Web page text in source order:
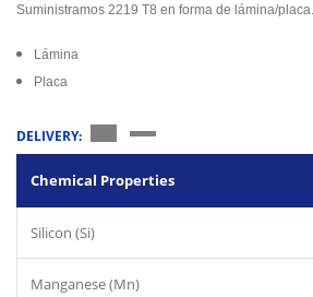
Suministramos 2219 T8 en forma de lámina/placa.
Lámina
Placa
DELIVERY:
Chemical Properties
Silicon (Si)
Manganese (Mn)